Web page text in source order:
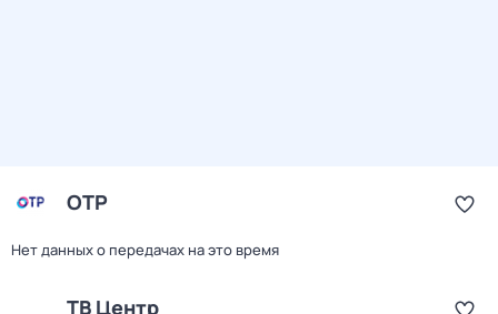
ОТР
Нет данных о передачах на это время
ТВ Центр